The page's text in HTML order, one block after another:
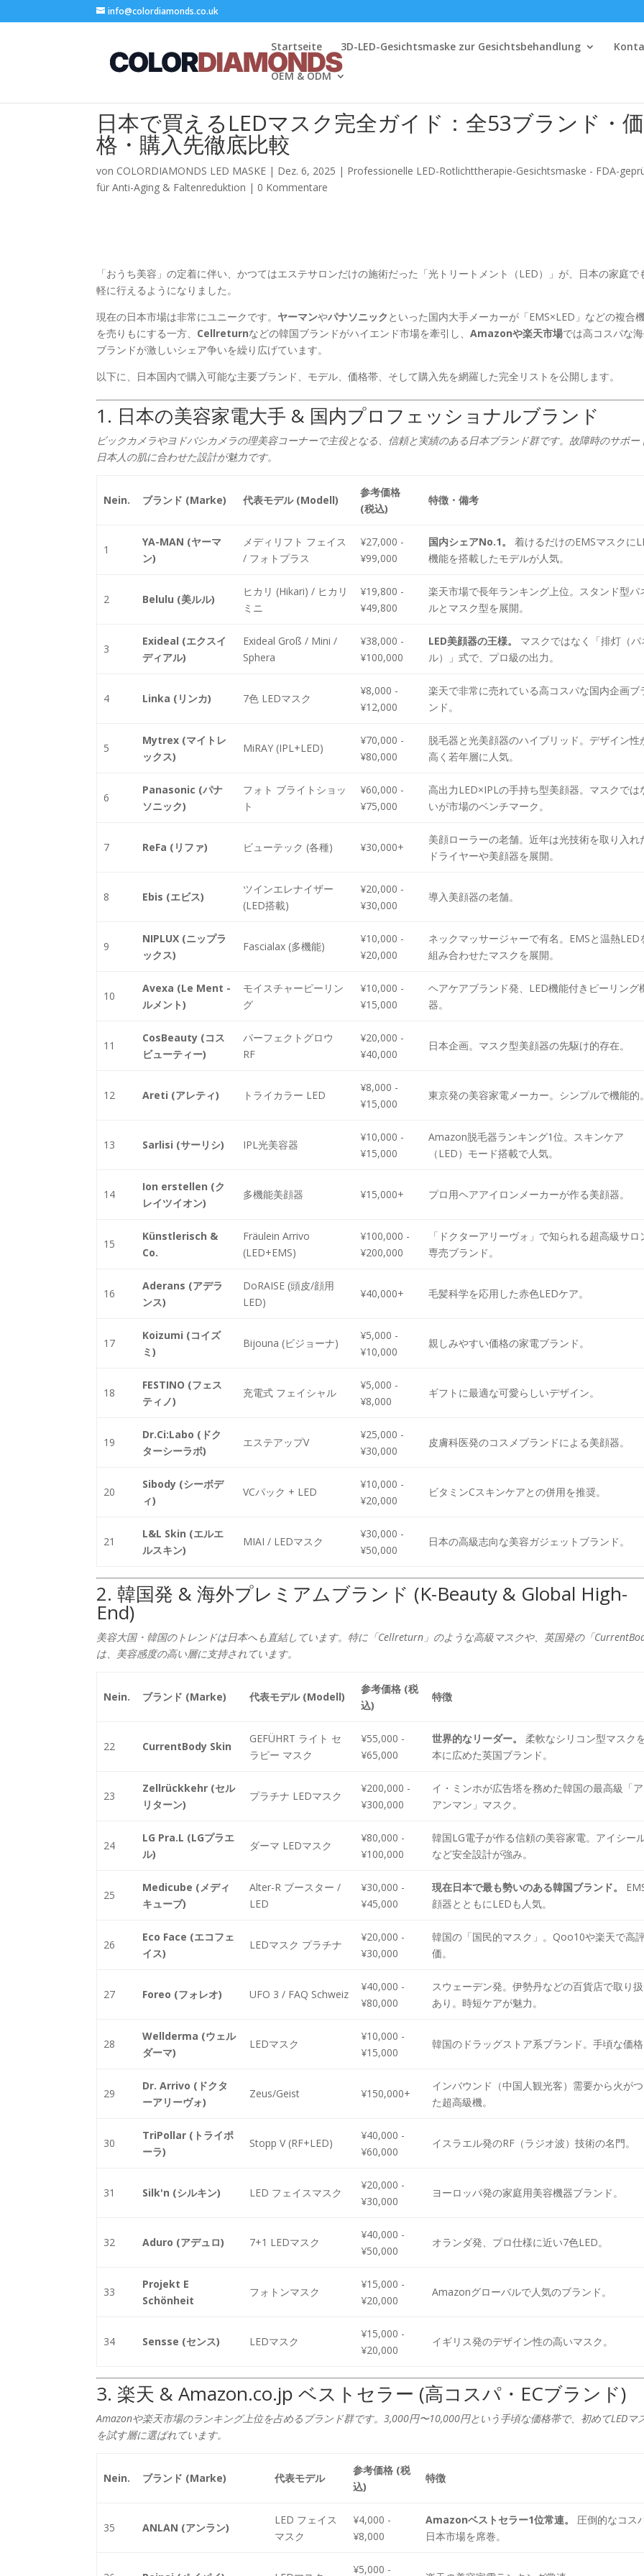
info@colordiamonds.co.uk
Startseite 3D-LED-Gesichtsmaske zur Gesichtsbehandlung
OEM & ODM
日本で買えるLEDマスク完全ガイド：全53ブランド・価
格・購入先徹底比較
von COLORDIAMONDS LED MASKE | Dez. 6, 2025 | Professionelle LED-Rotlichttherapie-Gesichtsmaske - FDA-
für Anti-Aging & Faltenreduktion | 0 Kommentare
「おうち美容」の定着に伴い、かつてはエステサロンだけの施術だった「光トリートメント（LED）」が、日本の家庭で
軽に行えるようになりました。
現在の日本市場は非常にユニークです。 ヤーマンやパナソニック といった国内大手メーカーが「EMS×LED」などの複合
を売りもにする一方、 Cellreturnなどの韓国ブランドがハイエンド市場を牽引し、Amazonや楽天市場では高コスパな
ブランドが激しいシェア争いを繰り広げています。
以下に、日本国内で購入可能な主要ブランド、モデル、価格帯、そして購入先を網羅した完全リストを公開します。
1. 日本の美容家電大手 & 国内プロフェッショナルブランド
ビックカメラやヨドバシカメラの理美容コーナーで主役となる、信頼と実績のある日本ブランド群です。故障時のサポー
日本人の肌に合わせた設計が魅力です。
Nein. ブランド (Marke) 代表モデル (Modell)
参考価格
(税込)
特徴・備考
1
YA-MAN (ヤーマ
ン)
メディリフト フェイス
/ フォトプラス
¥27,000 -
¥99,000
国内シェアNo.1。
着けるだけのEMSマスクに
機能を搭載したモデルが人気。
2 Belulu (美ルル)
ヒカリ (Hikari) / ヒカリ
ミニ
¥19,800 -
¥49,800
楽天市場で長年ランキング上位。スタンド型パ
ルとマスク型を展開。
3
Exideal (エクスイ
ディアル)
Exideal Groß / Mini /
Sphera
¥38,000 -
¥100,000
LED美顔器の王様。
マスクではなく「排灯（パ
ル）」式で、プロ級の出力。
4 Linka (リンカ) 7色 LEDマスク
¥8,000 -
¥12,000
楽天で非常に売れている高コスパな国内企画ブ
ンド。
5
Mytrex (マイトレ
ックス)
MiRAY (IPL+LED)
¥70,000 -
¥80,000
脱毛器と光美顔器のハイブリッド。デザイン性
高く若年層に人気。
6
Panasonic (パナ
ソニック)
フォト ブライトショッ
ト
¥60,000 -
¥75,000
高出力LED×IPLの手持ち型美顔器。マスクでは
いが市場のベンチマーク。
7 ReFa (リファ) ビューテック (各種) ¥30,000+
美顔ローラーの老舗。近年は光技術を取り入れ
ドライヤーや美顔器を展開。
8 Ebis (エビス)
ツインエレナイザー
(LED搭載)
¥20,000 -
¥30,000
導入美顔器の老舗。
9
NIPLUX (ニップラ
ックス)
Fascialax (多機能)
¥10,000 -
¥20,000
ネックマッサージャーで有名。EMSと温熱LED
組み合わせたマスクを展開。
10
Avexa (Le Ment -
ルメント)
モイスチャーピーリン
グ
¥10,000 -
¥15,000
ヘアケアブランド発、LED機能付きピーリング
器。
11
CosBeauty (コス
ビューティー)
パーフェクトグロウ
RF
¥20,000 -
¥40,000
日本企画。マスク型美顔器の先駆け的存在。
12 Areti (アレティ) トライカラー LED
¥8,000 -
¥15,000
東京発の美容家電メーカー。シンプルで機能的。
13 Sarlisi (サーリシ) IPL光美容器
¥10,000 -
¥15,000
Amazon脱毛器ランキング1位。スキンケア
（LED）モード搭載で人気。
14
Ion erstellen (ク
レイツイオン)
多機能美顔器 ¥15,000+ プロ用ヘアアイロンメーカーが作る美顔器。
15
Künstlerisch &
Co.
Fräulein Arrivo
(LED+EMS)
¥100,000 -
¥200,000
「ドクターアリーヴォ」で知られる超高級サロ
専売ブランド。
16
Aderans (アデラ
ンス)
DoRAISE (頭皮/顔用
LED)
¥40,000+ 毛髪科学を応用した赤色LEDケア。
17
Koizumi (コイズ
ミ)
Bijouna (ビジョーナ)
¥5,000 -
¥10,000
親しみやすい価格の家電ブランド。
18
FESTINO (フェス
ティノ)
充電式 フェイシャル
¥5,000 -
¥8,000
ギフトに最適な可愛らしいデザイン。
19
Dr.Ci:Labo (ドク
ターシーラボ)
エステアップV
¥25,000 -
¥30,000
皮膚科医発のコスメブランドによる美顔器。
20
Sibody (シーボデ
ィ)
VCパック + LED
¥10,000 -
¥20,000
ビタミンCスキンケアとの併用を推奨。
21
L&L Skin (エルエ
ルスキン)
MIAI / LEDマスク
¥30,000 -
¥50,000
日本の高級志向な美容ガジェットブランド。
2. 韓国発 & 海外プレミアムブランド (K-Beauty & Global High-
End)
美容大国・韓国のトレンドは日本へも直結しています。特に「Cellreturn」のような高級マスクや、英国発の「
は、美容感度の高い層に支持されています。
Nein. ブランド (Marke) 代表モデル (Modell)
参考価格 (税
込)
特徴
22 CurrentBody Skin
GEFÜHRT ライト セ
ラピー マスク
¥55,000 -
¥65,000
世界的なリーダー。
柔軟なシリコン型マスク
本に広めた英国ブランド。
23
Zellrückkehr (セル
リターン)
プラチナ LEDマスク
¥200,000 -
¥300,000
イ・ミンホが広告塔を務めた韓国の最高級「
アンマン」マスク。
24
LG Pra.L (LGプラエ
ル)
ダーマ LEDマスク
¥80,000 -
¥100,000
韓国LG電子が作る信頼の美容家電。アイシー
など安全設計が強み。
25
Medicube (メディ
キューブ)
Alter-R ブースター /
LED
¥30,000 -
¥45,000
現在日本で最も勢いのある韓国ブランド。
顔器とともにLEDも人気。
26
Eco Face (エコフェ
イス)
LEDマスク プラチナ
¥20,000 -
¥30,000
韓国の「国民的マスク」。Qoo10や楽天で高
価。
27 Foreo (フォレオ) UFO 3 / FAQ Schweiz
¥40,000 -
¥80,000
スウェーデン発。伊勢丹などの百貨店で取り
あり。時短ケアが魅力。
28
Wellderma (ウェル
ダーマ)
LEDマスク
¥10,000 -
¥15,000
韓国のドラッグストア系ブランド。手頃な価格
29
Dr. Arrivo (ドクタ
ーアリーヴォ)
Zeus/Geist ¥150,000+
インバウンド（中国人観光客）需要から火が
た超高級機。
30
TriPollar (トライポ
ーラ)
Stopp V (RF+LED)
¥40,000 -
¥60,000
イスラエル発のRF（ラジオ波）技術の名門。
31 Silk'n (シルキン) LED フェイスマスク
¥20,000 -
¥30,000
ヨーロッパ発の家庭用美容機器ブランド。
32 Aduro (アデュロ) 7+1 LEDマスク
¥40,000 -
¥50,000
オランダ発、プロ仕様に近い7色LED。
33
Projekt E
Schönheit
フォトンマスク
¥15,000 -
¥20,000
Amazonグローバルで人気のブランド。
34 Sensse (センス) LEDマスク
¥15,000 -
¥20,000
イギリス発のデザイン性の高いマスク。
3. 楽天 & Amazon.co.jp ベストセラー (高コスパ・ECブランド)
Amazonや楽天市場のランキング上位を占めるブランド群です。3,000円〜10,000円という手頃な価格帯で、初めてLEDマ
を試す層に選ばれています。
Nein. ブランド (Marke) 代表モデル
参考価格 (税
込)
特徴
35 ANLAN (アンラン)
LED フェイス
マスク
¥4,000 -
¥8,000
Amazonベストセラー1位常連。
圧倒的なコス
日本市場を席巻。
¥5,000 -